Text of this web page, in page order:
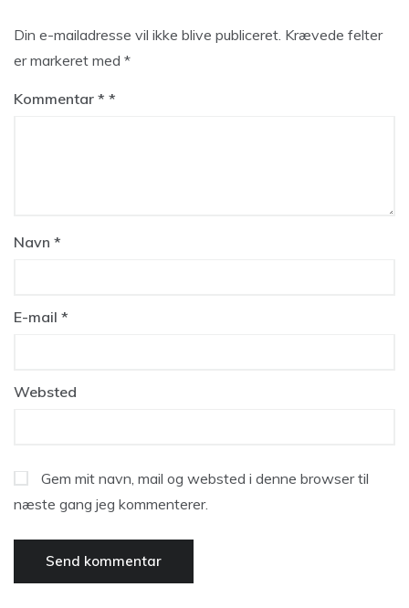
Din e-mailadresse vil ikke blive publiceret. Krævede felter
er markeret med *
Kommentar *
Navn *
E-mail *
Websted
Gem mit navn, mail og websted i denne browser til
næste gang jeg kommenterer.